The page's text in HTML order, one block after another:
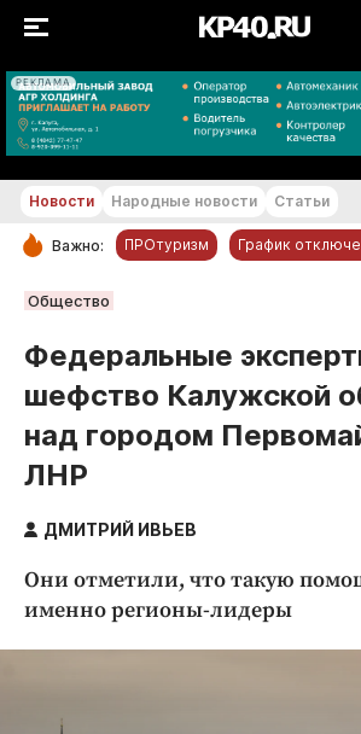
РЕКЛАМА
+20...+21 °С
РУБРИКИ
Новости компаний
Статьи
Народные новости
Авто и транспорт
Благоустройство
Культура
Недвижимость и ЖКХ
Новости Народные новости Статьи
Важно: ПРОтуризм График
Общество
Федеральные
шефство Калужской
над городом
ЛНР
ДМИТРИЙ ИВЬЕВ
Они отметили, что такую
именно регионы-лидеры